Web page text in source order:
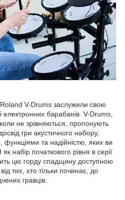
V-Drums заслужили свою
електронних барабанів. V-Drums,
не зрівняються, пропонують
гри акустичного набору,
функціями та надійністю, яких ви
набір початкового рівня в серії
цю горду спадщину доступною
тих, хто тільки починає, до
гравців.